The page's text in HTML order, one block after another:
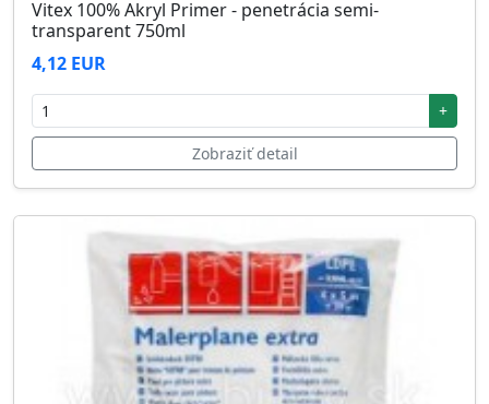
Vitex 100% Akryl Primer - penetrácia semi-
transparent 750ml
4,12 EUR
+
Zobraziť detail